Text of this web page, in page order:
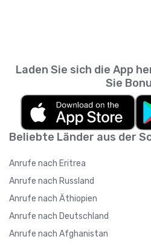
Beliebte Länder aus der
Anrufe nach Eritrea
Anrufe nach Russland
Anrufe nach Äthiopien
Anrufe nach Deutschland
Anrufe nach Afghanistan
Laden Sie sich die App
Sie